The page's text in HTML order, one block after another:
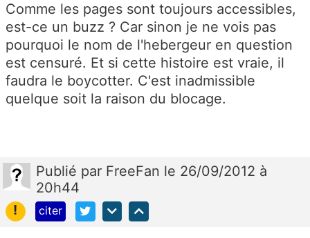
Comme les pages sont toujours accessibles,
est-ce un buzz ? Car sinon je ne vois pas
pourquoi le nom de l'hebergeur en question
est censuré. Et si cette histoire est vraie, il
faudra le boycotter. C'est inadmissible
quelque soit la raison du blocage.
Publié par FreeFan le 26/09/2012 à
20h44
!
citer